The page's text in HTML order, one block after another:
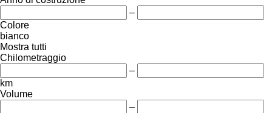
–
Colore
bianco
Mostra tutti
Chilometraggio
–
km
Volume
–